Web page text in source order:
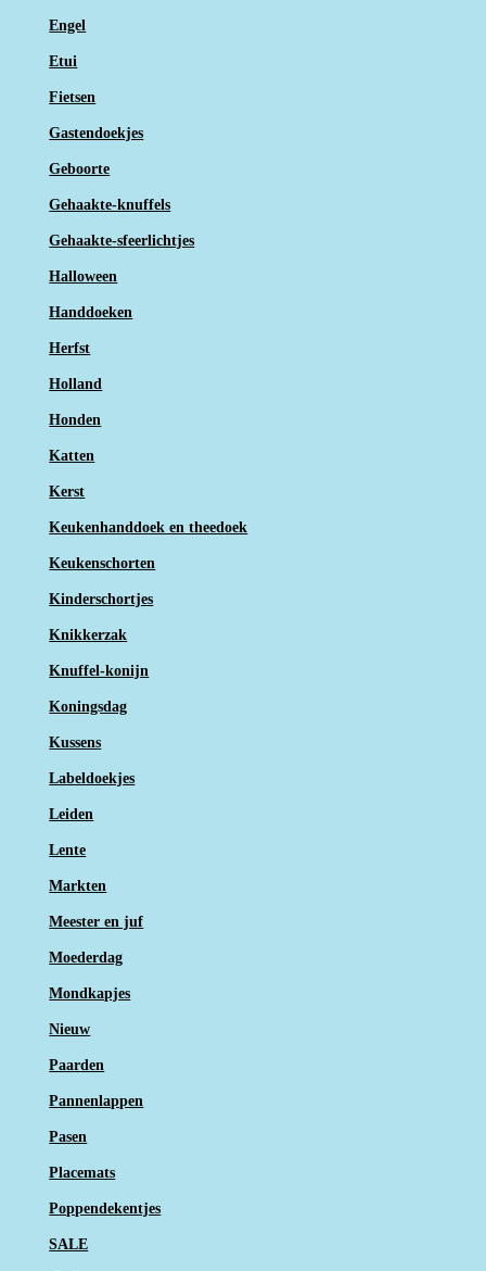
Engel
Etui
Fietsen
Gastendoekjes
Geboorte
Gehaakte-knuffels
Gehaakte-sfeerlichtjes
Halloween
Handdoeken
Herfst
Holland
Honden
Katten
Kerst
Keukenhanddoek en theedoek
Keukenschorten
Kinderschortjes
Knikkerzak
Knuffel-konijn
Koningsdag
Kussens
Labeldoekjes
Leiden
Lente
Markten
Meester en juf
Moederdag
Mondkapjes
Nieuw
Paarden
Pannenlappen
Pasen
Placemats
Poppendekentjes
SALE